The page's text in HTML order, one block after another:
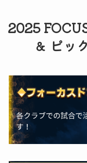
2025
＆ ピッ